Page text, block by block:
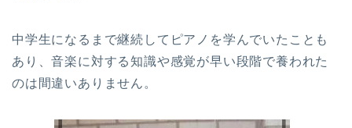
中学生になるまで継続してピアノを学んでいたことも
あり、音楽に対する知識や感覚が早い段階で養われた
のは間違いありません。